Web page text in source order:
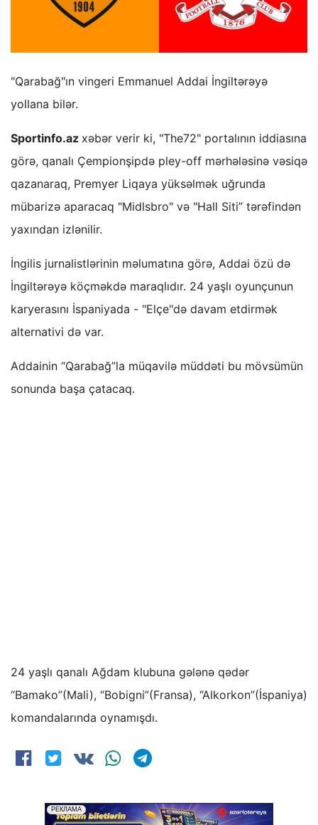
"Qarabağ"ın vingeri Emmanuel Addai İngiltərəyə
yollana bilər.
Sportinfo.az xəbər verir ki, "The72" portalının iddiasına
görə, qanalı Çempionşipdə pley-off mərhələsinə vəsiqə
qazanaraq, Premyer Liqaya yüksəlmək uğrunda
mübarizə aparacaq "Midlsbro" və "Hall Siti” tərəfindən
yaxından izlənilir.
İngilis jurnalistlərinin məlumatına görə, Addai özü də
İngiltərəyə köçməkdə maraqlıdır. 24 yaşlı oyunçunun
karyerasını İspaniyada - "Elçe"də davam etdirmək
alternativi də var.
Addainin “Qarabağ”la müqavilə müddəti bu mövsümün
sonunda başa çatacaq.
24 yaşlı qanalı Ağdam klubuna gələnə qədər
“Bamako”(Mali), “Bobigni”(Fransa), “Alkorkon”(İspaniya)
komandalarında oynamışdı.